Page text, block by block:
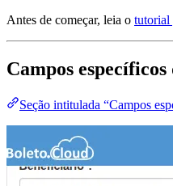
Antes de começar, leia o tutorial
Campos
Seção intitulada “Campos